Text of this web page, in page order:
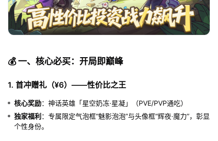
💰 一、核心必买：开局即巅峰
1. 首冲赠礼（¥6）——性价比之王
核心奖励：神话英雄「星空奶冻·星凝」（PVE/PVP通吃）
独家福利 ：专属限定气泡框“魅影泡泡”与头像框“辉夜·魔力”，彰显
个性身份。